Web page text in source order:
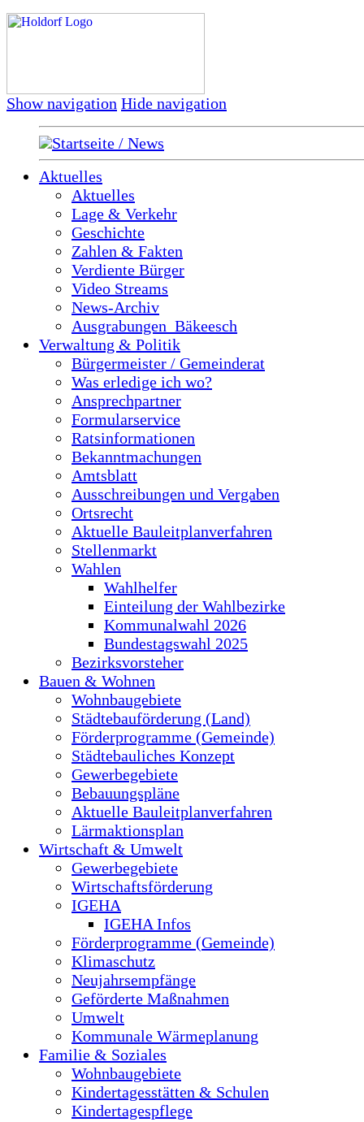
Show navigation Hide navigation
Startseite / News
Aktuelles
Aktuelles
Lage & Verkehr
Geschichte
Zahlen & Fakten
Verdiente Bürger
Video Streams
News-Archiv
Ausgrabungen_Bäkeesch
Verwaltung & Politik
Bürgermeister / Gemeinderat
Was erledige ich wo?
Ansprechpartner
Formularservice
Ratsinformationen
Bekanntmachungen
Amtsblatt
Ausschreibungen und Vergaben
Ortsrecht
Aktuelle Bauleitplanverfahren
Stellenmarkt
Wahlen
Wahlhelfer
Einteilung der Wahlbezirke
Kommunalwahl 2026
Bundestagswahl 2025
Bezirksvorsteher
Bauen & Wohnen
Wohnbaugebiete
Städtebauförderung (Land)
Förderprogramme (Gemeinde)
Städtebauliches Konzept
Gewerbegebiete
Bebauungspläne
Aktuelle Bauleitplanverfahren
Lärmaktionsplan
Wirtschaft & Umwelt
Gewerbegebiete
Wirtschaftsförderung
IGEHA
IGEHA Infos
Förderprogramme (Gemeinde)
Klimaschutz
Neujahrsempfänge
Geförderte Maßnahmen
Umwelt
Kommunale Wärmeplanung
Familie & Soziales
Wohnbaugebiete
Kindertagesstätten & Schulen
Kindertagespflege